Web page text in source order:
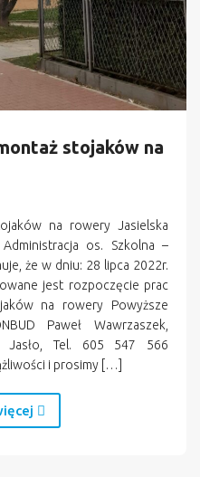
stojaków na
na rowery Jasielska
os. Szkolna –
że w dniu: 28 lipca 2022r.
jest rozpoczęcie prac
na rowery Powyższe
Paweł Wawrzaszek,
Jasło, Tel. 605 547 566
i prosimy […]